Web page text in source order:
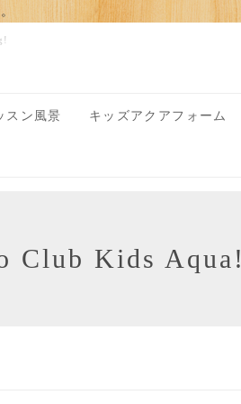
スン風景 キッズアクアフォーム
Club Kids Aqua!